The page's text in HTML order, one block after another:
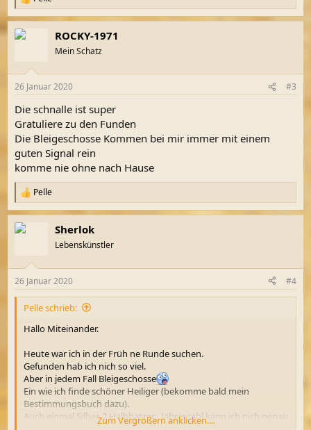
R
e
a
k
e
:
ROCKY-1971
Mein Schatz
26 Januar 2020 #3
Die schnalle ist super
Gratuliere zu den Funden
Die Bleigeschosse Kommen bei mir immer mit einem
guten Signal rein
komme nie ohne nach Hause
R
e
a
k
e
n
Pelle
Sherlok
Lebenskünstler
26 Januar 2020 #4
Pelle schrieb:
Hallo Miteinander.
Heute war ich in der Früh ne Runde suchen.
Gefunden hab ich nich so viel.
Aber in jedem Fall Bleigeschosse
Ein wie ich finde schöner Heiliger (bekomme bald mein
Bestimmungsbuch dazu).
Auch einmal Silber. 2 Halbbatzen. Jahreszahl kann ich nich genau
Zum Vergrößern anklicken....